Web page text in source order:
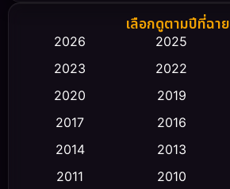
Biography ชีวิตจริง
Classic หนังคลาสสิก
Comedy ตลก
เลือกดูตามปีที่ฉาย
2026 2025
2023
2022
2020
2019
2017
2016
2014
2013
2011
2010